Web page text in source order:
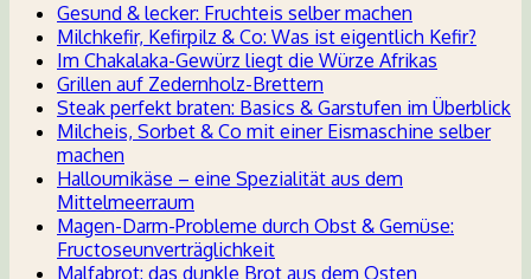
Gesund & lecker: Fruchteis selber machen
Milchkefir, Kefirpilz & Co: Was ist eigentlich Kefir?
Im Chakalaka-Gewürz liegt die Würze Afrikas
Grillen auf Zedernholz-Brettern
Steak perfekt braten: Basics & Garstufen im Überblick
Milcheis, Sorbet & Co mit einer Eismaschine selber
machen
Halloumikäse – eine Spezialität aus dem
Mittelmeerraum
Magen-Darm-Probleme durch Obst & Gemüse:
Fructoseunverträglichkeit
Malfabrot: das dunkle Brot aus dem Osten